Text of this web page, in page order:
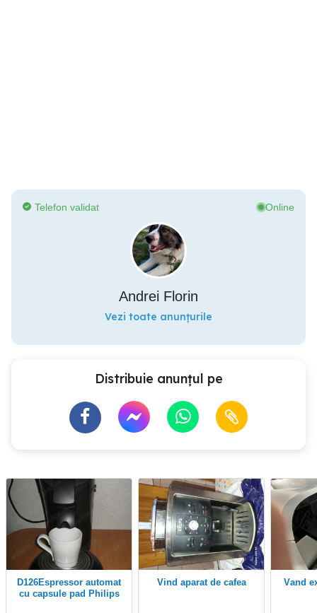
Telefon validat Online
Andrei Florin
Vezi toate anunțurile
Distribuie anunțul pe
d126Espressor automat
cu capsule pad Philips
vind aparat de cafea Vand